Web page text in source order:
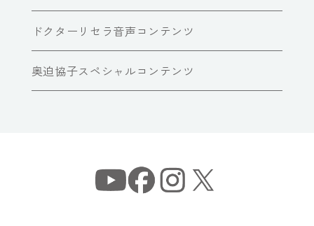
ドクターリセラ音声コンテンツ
奥迫協子スペシャルコンテンツ